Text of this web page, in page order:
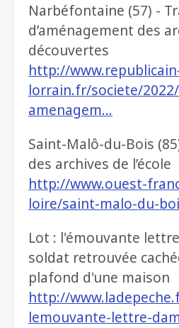
Narbéfontaine (57) -
d’aménagement des
découvertes
http://
lorrain.fr/societe/
amenagem…
Saint-Malô-du-Bois
des archives de l’école
http://www.ouest-
loire/saint-malo-du-
Lot : l'émouvante
soldat retrouvée
plafond d'une maison
http://
lemouvante-lettre-